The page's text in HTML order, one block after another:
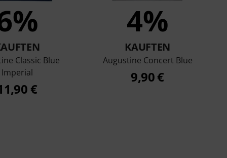
Classic Blue
Imperial
€
4%
KAUFTEN
Augustine Concert Blue
9,90 €